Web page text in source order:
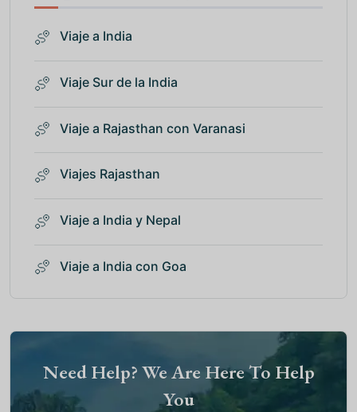
Viaje a India
Viaje Sur de la India
Viaje a Rajasthan con Varanasi
Viajes Rajasthan
Viaje a India y Nepal
Viaje a India con Goa
Need Help? We Are Here To Help
You